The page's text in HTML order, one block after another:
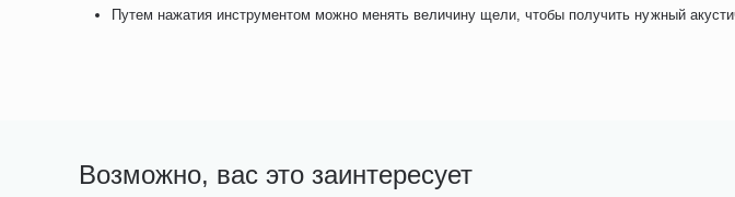
Путем нажатия инструментом можно менять величину щели, чтобы получить нужный
Возможно, вас это заинтересует